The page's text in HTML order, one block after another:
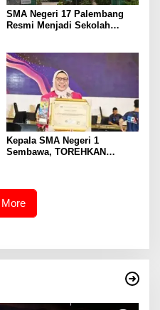
SMA Negeri 17 Palembang
Resmi Menjadi Sekolah
Kepala SMA Negeri 1
Sembawa, TOREHKAN